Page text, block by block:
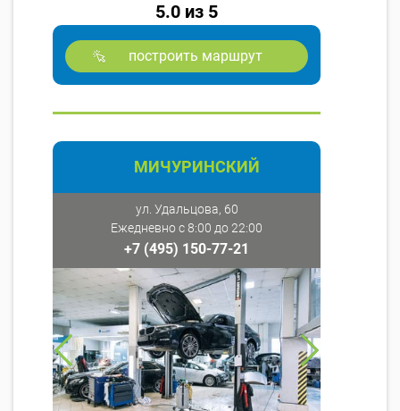
5.0 из 5
построить маршрут
МИЧУРИНСКИЙ
ул. Удальцова, 60
Ежедневно с 8:00 до 22:00
+7 (495) 150-77-21